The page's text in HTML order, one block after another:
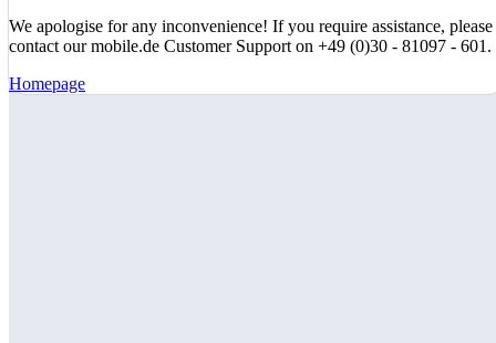
We apologise for any inconvenience! If you require assistance, please
contact our mobile.de Customer Support on +49 (0)30 - 81097 - 601.
Homepage